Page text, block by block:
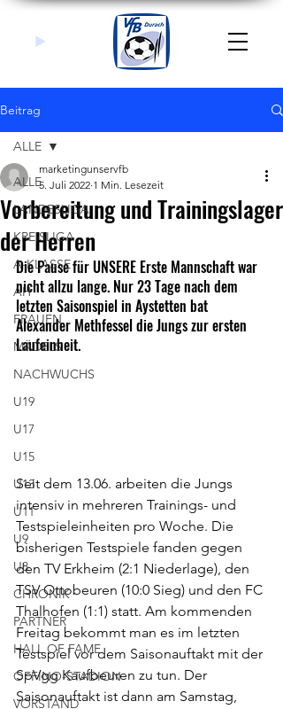
Beitrag
ALLE
LANDESLIGA
KREISLIGA
A-KLASSE
AH
FRAUEN
MÄDELS
NACHWUCHS
U19
U17
U15
U13
U11
U9
U8
CHRONIK
PARTNER
HALL OF FAME
OFFINO-STADION
VORSTAND
ALLE
Vorbereitung und Trainingslager
der Herren
marketingunservfb
5. Juli 2022 1 Min. Lesezeit
Die Pause für UNSERE Erste Mannschaft war
nicht allzu lange. Nur 23 Tage nach dem
letzten Saisonspiel in Aystetten bat
Alexander Methfessel die Jungs zur ersten
Laufeinheit.
Seit dem 13.06. arbeiten die Jungs
intensiv in mehreren Trainings- und
Testspieleinheiten pro Woche. Die
bisherigen Testspiele fanden gegen
den TV Erkheim (2:1 Niederlage), den
TSV Ottobeuren (10:0 Sieg) und den FC
Thalhofen (1:1) statt. Am kommenden
Freitag bekommt man es im letzten
Testspiel vor dem Saisonauftakt mit der
SpVgg Kaufbeuren zu tun. Der
Saisonauftakt ist dann am Samstag,